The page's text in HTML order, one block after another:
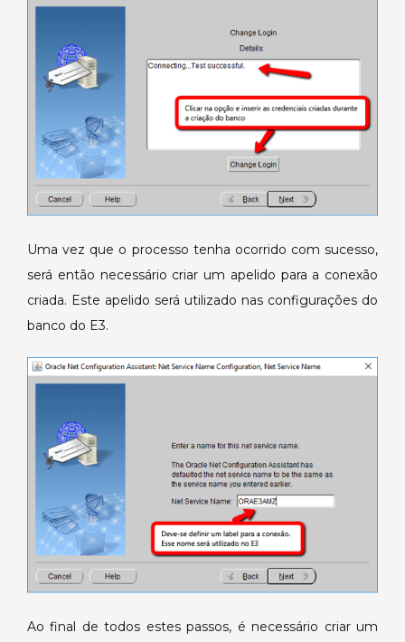
Uma vez que o processo tenha ocorrido com sucesso,
será então necessário criar um apelido para a conexão
criada. Este apelido será utilizado nas configurações do
banco do E3.
Ao final de todos estes passos, é necessário criar um